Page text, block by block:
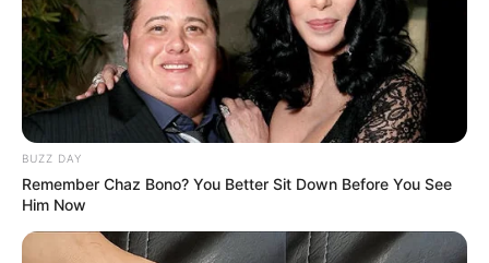
BUZZ DAY
Remember Chaz Bono? You Better Sit Down Before You See
Him Now